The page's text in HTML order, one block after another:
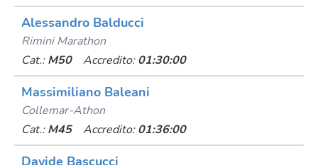
Alessandro Balducci
Rimini Marathon
Cat.: M50 Accredito: 01:30:00
Massimiliano Baleani
Collemar-Athon
Cat.: M45 Accredito: 01:36:00